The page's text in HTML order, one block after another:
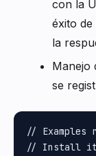
con la
éxito
la
Manejo
se
// Examples
// Install it